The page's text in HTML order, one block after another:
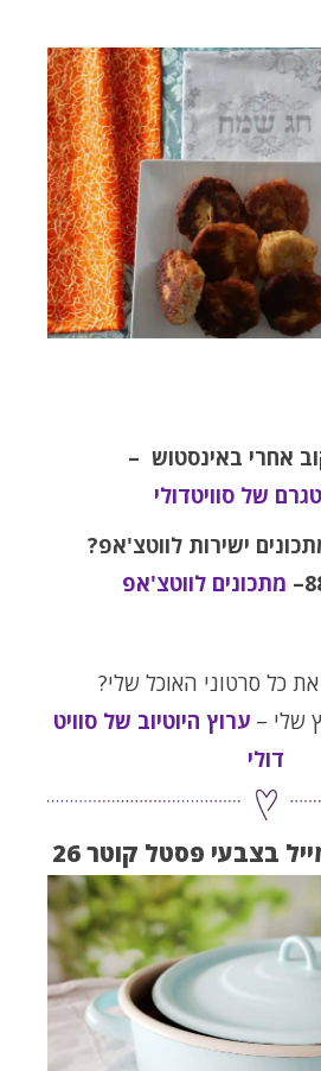
אחרי באינסטוש –
של סוויטדולי
ישירות לווטצ'אפ?
מתכונים לווטצ'אפ
כל סרטוני האוכל שלי?
שלי – ערוץ היוטיוב של סוויט
דולי
בצבעי פסטל קוטר 26